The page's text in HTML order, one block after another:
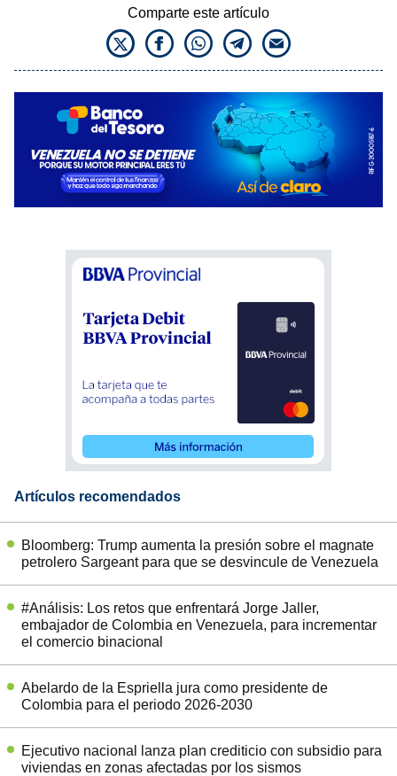
Comparte este artículo
Artículos recomendados
Bloomberg: Trump aumenta la presión sobre el magnate
petrolero Sargeant para que se desvincule de Venezuela
#Análisis: Los retos que enfrentará Jorge Jaller,
embajador de Colombia en Venezuela, para incrementar
el comercio binacional
Abelardo de la Espriella jura como presidente de
Colombia para el periodo 2026-2030
Ejecutivo nacional lanza plan crediticio con subsidio para
viviendas en zonas afectadas por los sismos